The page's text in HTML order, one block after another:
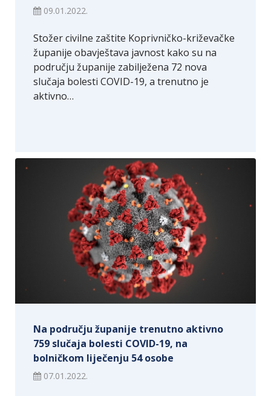
09.01.2022.
Stožer civilne zaštite Koprivničko-križevačke
županije obavještava javnost kako su na
području županije zabilježena 72 nova
slučaja bolesti COVID-19, a trenutno je
aktivno…
Na području županije trenutno aktivno
759 slučaja bolesti COVID-19, na
bolničkom liječenju 54 osobe
07.01.2022.